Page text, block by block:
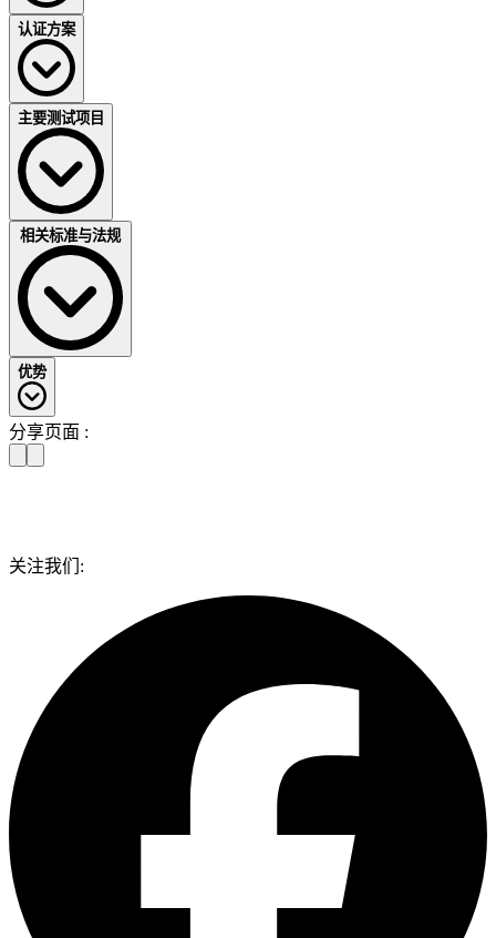
产品测试
随机测试/部件测试
各种国家差异测试
功能测试
DEKRA 测试报告
DEKRA GS 认证
KEMA-KEUR 认证
ENEC05 认证
出口支持服务(ESS)
零售商及买家服务
供应商审核
化学测试 (RoHS指令, REACH测试)
体系认证
认证方案
型式测试+ CB+KEMA-KEUR 全球互认计划+欧盟高端
市场
型式测试+ CB + KEMA-KEUR+ ENEC05 全球互认计划
+欧盟高端市场+欧委会认可
型式测试+ CB + DEKRA Seal 全球互认计划+欧盟通行
+德国主打
型式测试+ CB + DEKRA GS 全球互认计划+德国通行
型式测试+ DEKRA 测试证书 / AoC （CE）欧盟准入
CB转证KEMA-KEUR/ENEC05 快速进入欧洲高端市场
主要测试项目
尺寸检查
滚桶测试
弯曲测试
断路能力
机械强度
材料测试，例如：灼热丝测试、球压测试
相关标准与法规
IEC/EN 61058
IEC/EN 60669
IEC/EN 60227
EN 50075
SS 145
SS 472
MS 589
MS 1577
NEK IEC 60884-1+NEK 502
优势
本地化测试服务，快速缩短上市时间；
公开课、指导、免费研讨会，协助您的产品一次设计，
便可符合多个国家和地区的法规标准要求，同时增强您
的产品开发能力；助您及时获得最新的技术信息，让产
品与质量走在最前沿 。
买家定制服务： 可以根据您的客户实况、供应商实况进
行供应链质量控制和品质保证。
分享页面 :
关注我们: